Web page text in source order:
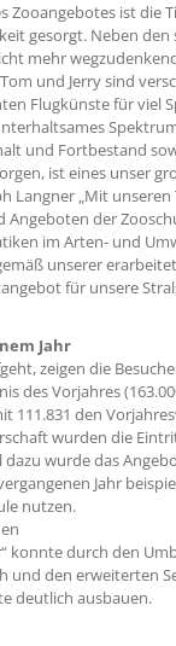
Zooangebotes ist die
gesorgt. Neben den
mehr
und Jerry sind
Flugkünste für viel
und Fortbestand
ist eines unser
Langner „Mit unseren
der
im Arten- und
unserer
für unsere
Jahr
zeigen die
des Vorjahres
111.831 den
wurden die
wurde das
Jahr
nutzen.
konnte durch den
und den erweiterten
deutlich ausbauen.